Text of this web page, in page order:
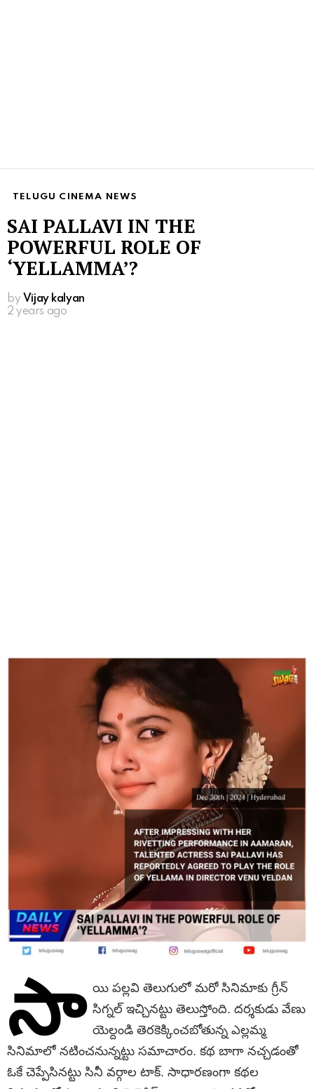
TELUGU CINEMA NEWS
SAI PALLAVI IN THE
POWERFUL ROLE OF
‘YELLAMMA’?
by Vijay kalyan
2 years ago
సా యి పల్లవి తెలుగులో మరో సినిమాకు గ్రీన్
సిగ్నల్ ఇచ్చినట్టు తెలుస్తోంది. దర్శకుడు వేణు
యెల్దండి తెరకెక్కించబోతున్న ఎల్లమ్మ
సినిమాలో నటించనున్నట్టు సమాచారం. కథ బాగా నచ్చడంతో
ఓకే చెప్పేసినట్టు సినీ వర్గాల టాక్. సాధారణంగా కథల